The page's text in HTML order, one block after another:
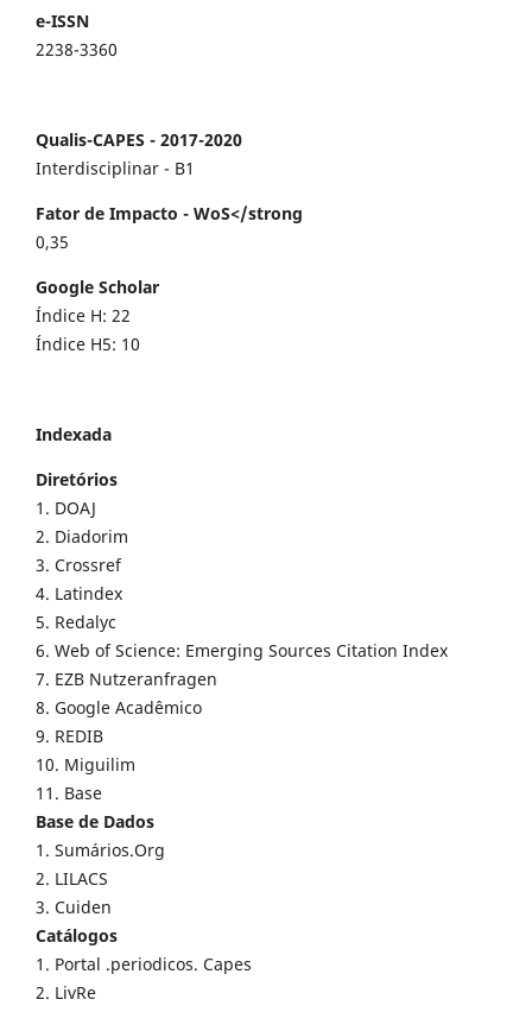
e-ISSN
2238-3360
Qualis-CAPES - 2017-2020
Interdisciplinar - B1
Fator de Impacto - WoS</strong
0,35
Google Scholar
Índice H: 22
Índice H5: 10
Indexada
Diretórios
1. DOAJ
2. Diadorim
3. Crossref
4. Latindex
5. Redalyc
6. Web of Science: Emerging Sources Citation Index
7. EZB Nutzeranfragen
8. Google Acadêmico
9. REDIB
10. Miguilim
11. Base
Base de Dados
1. Sumários.Org
2. LILACS
3. Cuiden
Catálogos
1. Portal .periodicos. Capes
2. LivRe